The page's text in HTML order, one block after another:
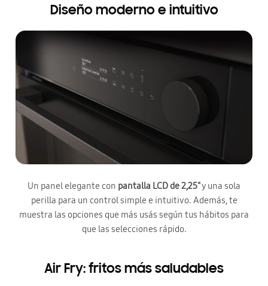
Diseño moderno e intuitivo
Un panel elegante con pantalla LCD de 2,25"y una sola
perilla para un control simple e intuitivo. Además, te
muestra las opciones que más usás según tus hábitos para
que las selecciones rápido.
Air Fry: fritos más saludables